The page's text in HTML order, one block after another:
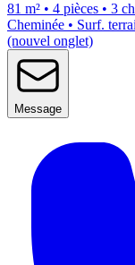
81 m² • 4 pièces • 3
Cheminée • Surf.
(nouvel onglet)
Message